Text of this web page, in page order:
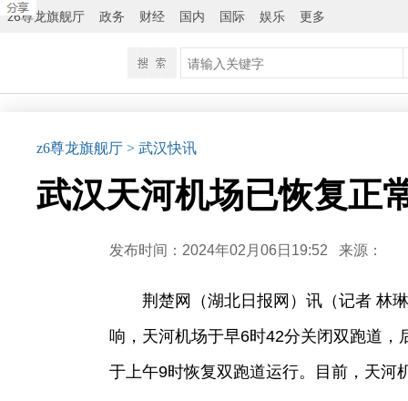
z6尊龙旗舰厅 政务 财经 国内 国际 娱乐 更多
z6尊龙旗舰厅 > 武汉快讯
武汉天河机场已恢复正
发布时间：2024年02月06日19:52 来源：
荆楚网（湖北日报网）讯（记者 林
响，天河机场于早6时42分关闭双跑道
于上午9时恢复双跑道运行。目前，天河